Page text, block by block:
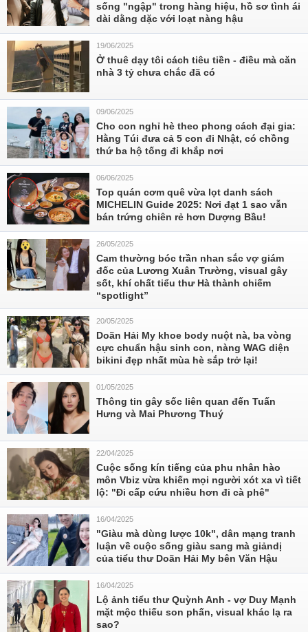
sống "ngập" trong hàng hiệu, hồ sơ tình ái
dài dằng dặc với loạt nàng hậu
19/06/2025
Ở thuê dạy tôi cách tiêu tiền - điều mà căn
nhà 3 tỷ chưa chắc đã có
09/06/2025
Cho con nghỉ hè theo phong cách đại gia:
Hằng Túi đưa cả 5 con đi Nhật, có chồng
thứ ba hộ tống đi khắp nơi
06/06/2025
Top quán cơm quê vừa lọt danh sách
MICHELIN Guide 2025: Nơi đạt 1 sao vẫn
bán trứng chiên rẻ hơn Dượng Bầu!
26/05/2025
Cam thường bóc trần nhan sắc vợ giám
đốc của Lương Xuân Trường, visual gây
sốt, khí chất tiểu thư Hà thành chiếm
“spotlight”
20/05/2025
Doãn Hải My khoe body nuột nà, ba vòng
cực chuẩn hậu sinh con, nàng WAG diện
bikini đẹp nhất mùa hè sắp trở lại!
01/05/2025
Thông tin gây sốc liên quan đến Tuấn
Hưng và Mai Phương Thuý
22/04/2025
Cuộc sống kín tiếng của phu nhân hào
môn Vbiz vừa khiến mọi người xót xa vì tiết
lộ: "Đi cấp cứu nhiều hơn đi cà phê"
16/04/2025
"Giàu mà dùng lược 10k", dân mạng tranh
luận về cuộc sống giàu sang mà giảndị
của tiểu thư Doãn Hải My bên Văn Hậu
16/04/2025
Lộ ảnh tiểu thư Quỳnh Anh - vợ Duy Mạnh
mặt mộc thiếu son phấn, visual khác lạ ra
sao?